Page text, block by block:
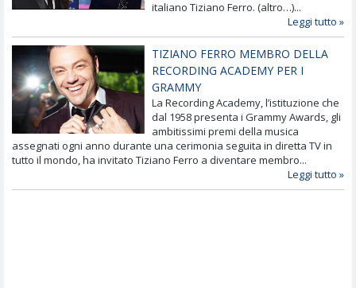
italiano Tiziano Ferro. (altro…)...
Leggi tutto »
TIZIANO FERRO MEMBRO DELLA
RECORDING ACADEMY PER I
GRAMMY
La Recording Academy, l’istituzione che
dal 1958 presenta i Grammy Awards, gli
ambitissimi premi della musica
assegnati ogni anno durante una cerimonia seguita in diretta TV in
tutto il mondo, ha invitato Tiziano Ferro a diventare membro...
Leggi tutto »